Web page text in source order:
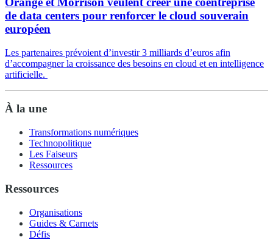
de data centers pour renforcer le cloud souverain
européen
Les partenaires prévoient d’investir 3 milliards d’euros afin
d’accompagner la croissance des besoins en cloud et en intelligence
artificielle.
À la une
Transformations numériques
Technopolitique
Les Faiseurs
Ressources
Ressources
Organisations
Guides & Carnets
Défis